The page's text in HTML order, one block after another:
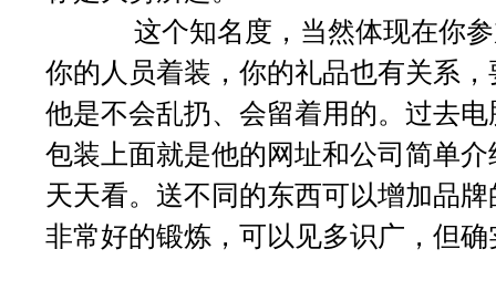
这个知名度，当然体现在你参
你的人员着装，你的礼品也有关系
他是不会乱扔、会留着用的。过去
包装上面就是他的网址和公司简单
天天看。送不同的东西可以增加品
非常好的锻炼，可以见多识广，但